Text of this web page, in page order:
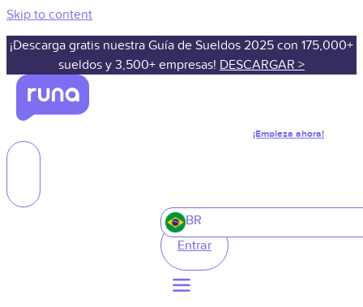
Skip to content
¡Descarga gratis nuestra Guía de Sueldos 2025 con 175,000+
sueldos y 3,500+ empresas! DESCARGAR >
¡Empieza ahora!
BR
Entrar